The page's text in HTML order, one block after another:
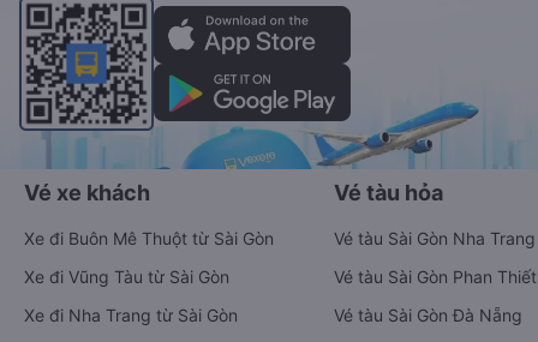
Vé xe khách
Xe đi Buôn Mê Thuột từ Sài Gòn
Xe đi Vũng Tàu từ Sài Gòn
Xe đi Nha Trang từ Sài Gòn
Vé tàu hỏa
Vé tàu Sài Gòn Nha Trang
Vé tàu Sài Gòn Phan Thiết
Vé tàu Sài Gòn Đà Nẵng